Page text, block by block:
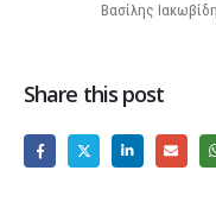
Βασίλης
Share this post